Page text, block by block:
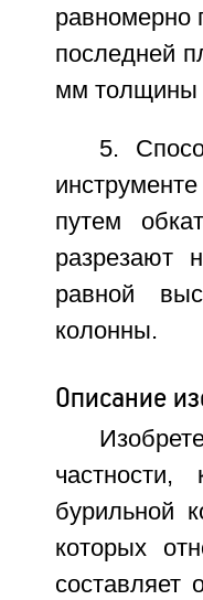
равномерно
последней
мм толщины
5.
путем
разрезают
равной
колонны.
Описание
частности,
бурильной
которых